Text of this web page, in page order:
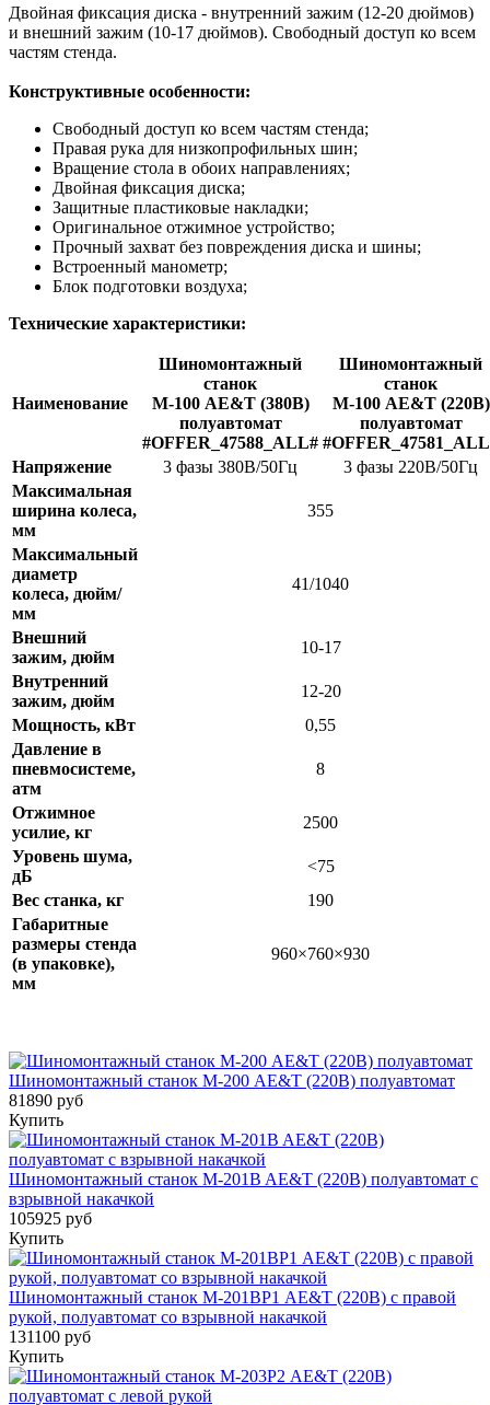
Двойная фиксация диска - внутренний зажим (12-20 дюймов)
и внешний зажим (10-17 дюймов). Свободный доступ ко всем
частям стенда.
Конструктивные особенности:
Свободный доступ ко всем частям стенда;
Правая рука для низкопрофильных шин;
Вращение стола в обоих направлениях;
Двойная фиксация диска;
Защитные пластиковые накладки;
Оригинальное отжимное устройство;
Прочный захват без повреждения диска и шины;
Встроенный манометр;
Блок подготовки воздуха;
Технические характеристики:
Наименование
Шиномонтажный
станок
М-100 AE&T (380В)
полуавтомат
#OFFER_47588_ALL#
Шиномонтажный
станок
М-100 AE&T (220В)
полуавтомат
Напряжение
3 фазы 380В/50Гц
3 фазы 220В/50Гц
Максимальная
ширина колеса,
мм
355
Максимальный
диаметр
колеса, дюйм/
мм
41/1040
Внешний
зажим, дюйм
10-17
Внутренний
зажим, дюйм
12-20
Мощность, кВт
0,55
Давление в
пневмосистеме,
атм
8
Отжимное
усилие, кг
2500
Уровень шума,
дБ
<75
Вес станка, кг
190
Габаритные
размеры стенда
(в упаковке),
мм
960×760×930
Шиномонтажный станок М-200 AE&T (220В) полуавтомат
81890 руб
Купить
Шиномонтажный станок M-201B AE&T (220В) полуавтомат с
взрывной накачкой
105925 руб
Купить
Шиномонтажный станок M-201ВР1 AE&T (220В) с правой
рукой, полуавтомат со взрывной накачкой
131100 руб
Купить